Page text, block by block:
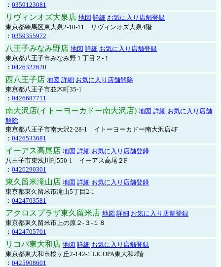
： 0359123081
リヴィンオズ大泉店 地図 詳細 お気に入り店舗登録
東京都練馬区東大泉2-10-11 リヴィンオズ大泉4階
： 0359355972
八王子みなみ野店 地図 詳細 お気に入り店舗登録
東京都八王子市みなみ野１丁目２-１
： 0426322620
西八王子店 地図 詳細 お気に入り店舗解除
東京都八王子市並木町35-1
： 0426687711
南大沢店(イトーヨーカドー南大沢店) 地図 詳細 お気に入り店舗
解除
東京都八王子市南大沢2-28-1 イトーヨーカドー南大沢店4F
： 0426533681
イーアス高尾店 地図 詳細 お気に入り店舗登録
八王子市東浅川町550-1 イーアス高尾２F
： 0426290301
東久留米滝山店 地図 詳細 お気に入り店舗登録
東京都東久留米市滝山5丁目2-1
： 0424703581
アクロスプラザ東久留米店 地図 詳細 お気に入り店舗登録
東京都東久留米市上の原２-３-１８
： 0424705701
リコパ東大和店 地図 詳細 お気に入り店舗登録
東京都東大和市桜ヶ丘2-142-1 LICOPA東大和2階
： 0425908601